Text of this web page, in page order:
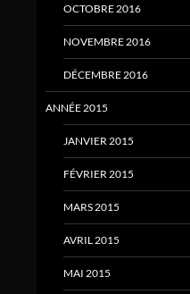
OCTOBRE 2016
NOVEMBRE 2016
DÉCEMBRE 2016
ANNÉE 2015
JANVIER 2015
FÉVRIER 2015
MARS 2015
AVRIL 2015
MAI 2015